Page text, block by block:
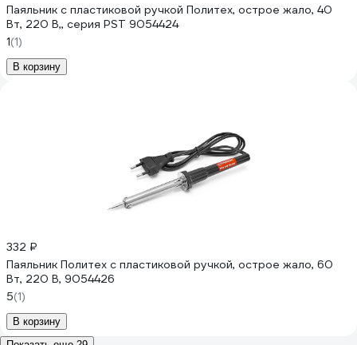
Паяльник с пластиковой ручкой Политех, острое жало, 40
Вт, 220 В,, серия PST 9054424
1(1)
В корзину
332 ₽
Паяльник Политех с пластиковой ручкой, острое жало, 60
Вт, 220 В, 9054426
5(1)
В корзину